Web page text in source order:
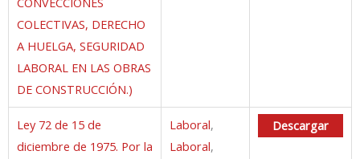
COLECTIVAS, DERECHO
A HUELGA, SEGURIDAD
LABORAL EN LAS OBRAS
DE CONSTRUCCIÓN.)
Ley 72 de 15 de
diciembre de 1975. Por la
Laboral,
Laboral,
Descargar